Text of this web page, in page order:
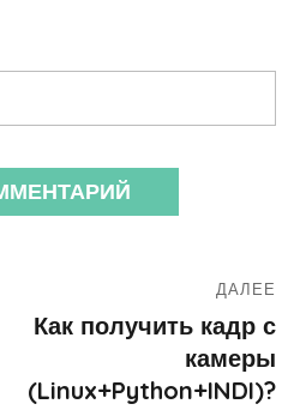
ДАЛЕЕ
Как получить кадр с
камеры
(Linux+Python+INDI)?